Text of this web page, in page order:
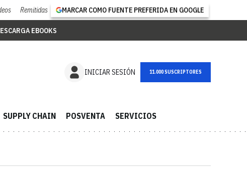
Remitidas MARCAR COMO FUENTE PREFERIDA EN GOOGLE
EBOOKS
INICIAR SESIÓN NEWSLETTER
SUPPLY CHAIN POSVENTA SERVICIOS